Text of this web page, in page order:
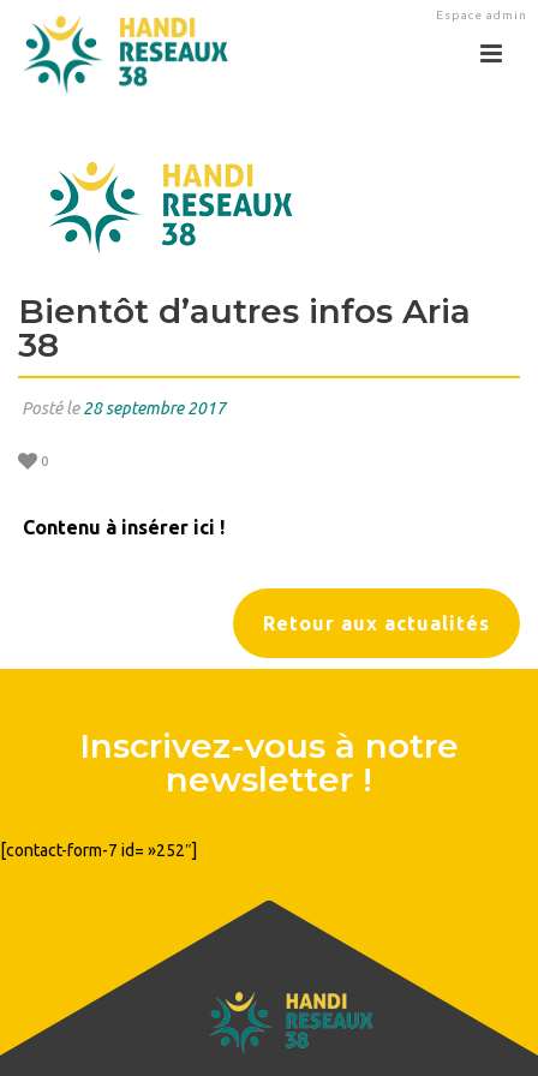
Espace admin
Bientôt d’autres infos Aria
38
Posté le28 septembre 2017
0
Retour aux actualités
Contenu à insérer ici !
Inscrivez-vous à notre
newsletter !
[contact-form-7 id= »252″]